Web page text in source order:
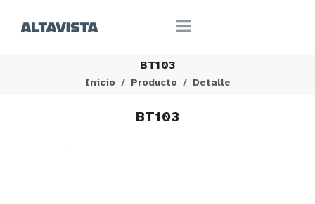
BT103
Inicio Producto Detalle
BT103